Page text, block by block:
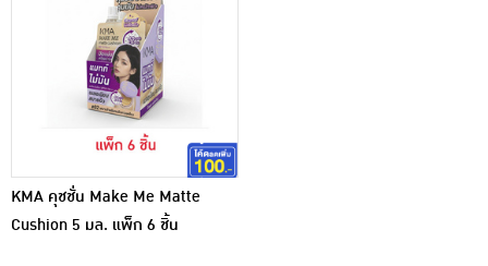
KMA คุชชั่น Make Me Matte
Cushion 5 มล. แพ็ก 6 ชิ้น